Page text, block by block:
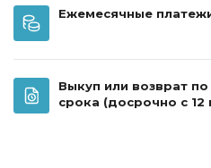
Ежемесячные
Выкуп или возврат
срока (досрочно с 12